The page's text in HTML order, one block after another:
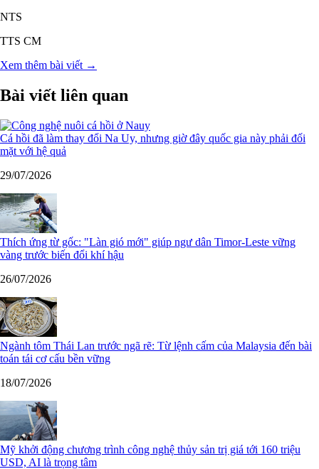
NTS
TTS CM
Xem thêm bài viết →
Bài viết liên quan
Cá hồi đã làm thay đổi Na Uy, nhưng giờ đây quốc gia này phải đối
mặt với hệ quả
29/07/2026
Thích ứng từ gốc: "Làn gió mới" giúp ngư dân Timor-Leste vững
vàng trước biến đổi khí hậu
26/07/2026
Ngành tôm Thái Lan trước ngã rẽ: Từ lệnh cấm của Malaysia đến bài
toán tái cơ cấu bền vững
18/07/2026
Mỹ khởi động chương trình công nghệ thủy sản trị giá tới 160 triệu
USD, AI là trọng tâm